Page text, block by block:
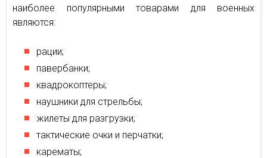
наиболее популярными товарами для военных
являются:
рации;
павербанки;
квадрокоптеры;
наушники для стрельбы;
жилеты для разгрузки;
тактические очки и перчатки;
карематы;